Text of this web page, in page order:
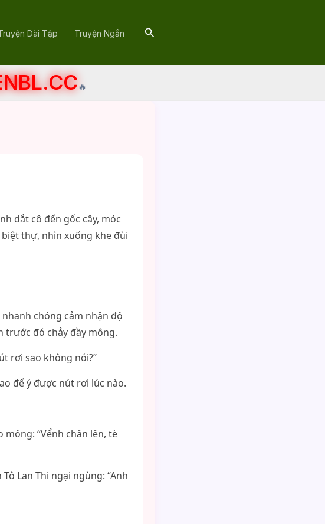
Dài Tập Truyện Ngắn Search
🔥
dắt cô đến gốc cây, móc
thự, nhìn xuống khe đùi
nhanh chóng cảm nhận độ
trước đó chảy đầy mông.
rơi sao không nói?”
để ý được nút rơi lúc nào.
“Vểnh chân lên, tè
Lan Thi ngại ngùng: “Anh